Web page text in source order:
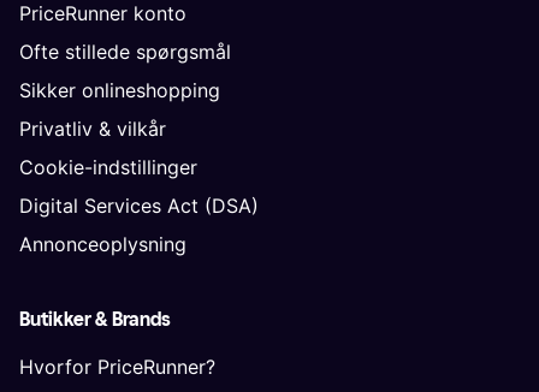
PriceRunner konto
Ofte stillede spørgsmål
Sikker onlineshopping
Privatliv & vilkår
Cookie-indstillinger
Digital Services Act (DSA)
Annonceoplysning
Butikker & Brands
Hvorfor PriceRunner?